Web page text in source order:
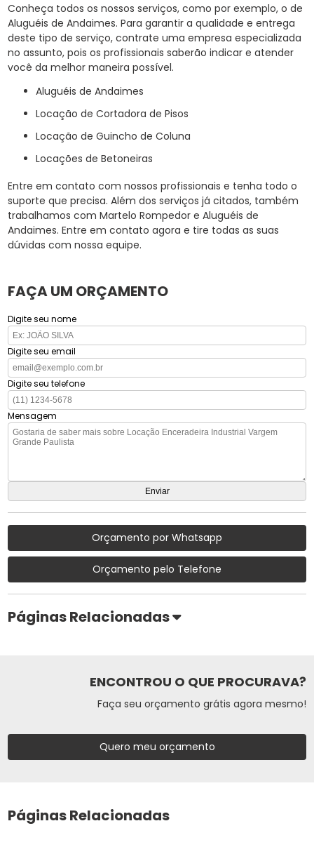
Conheça todos os nossos serviços, como por exemplo, o de
Aluguéis de Andaimes. Para garantir a qualidade e entrega
deste tipo de serviço, contrate uma empresa especializada
no assunto, pois os profissionais saberão indicar e atender
você da melhor maneira possível.
Aluguéis de Andaimes
Locação de Cortadora de Pisos
Locação de Guincho de Coluna
Locações de Betoneiras
Entre em contato com nossos profissionais e tenha todo o
suporte que precisa. Além dos serviços já citados, também
trabalhamos com Martelo Rompedor e Aluguéis de
Andaimes. Entre em contato agora e tire todas as suas
dúvidas com nossa equipe.
FAÇA UM ORÇAMENTO
Digite seu nome
Digite seu email
Digite seu telefone
Mensagem
Orçamento por Whatsapp
Orçamento pelo Telefone
Páginas Relacionadas
ENCONTROU O QUE PROCURAVA?
Faça seu orçamento grátis agora mesmo!
Quero meu orçamento
Páginas Relacionadas